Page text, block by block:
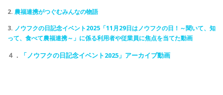
2. 農福連携がつぐむみんなの物語
3. ノウフクの日記念イベント2025「11月29日はノウフクの日！～聞いて、知
って、食べて農福連携～」に係る利用者や従業員に焦点を当てた動画
４． 「ノウフクの日記念イベント2025」アーカイブ動画